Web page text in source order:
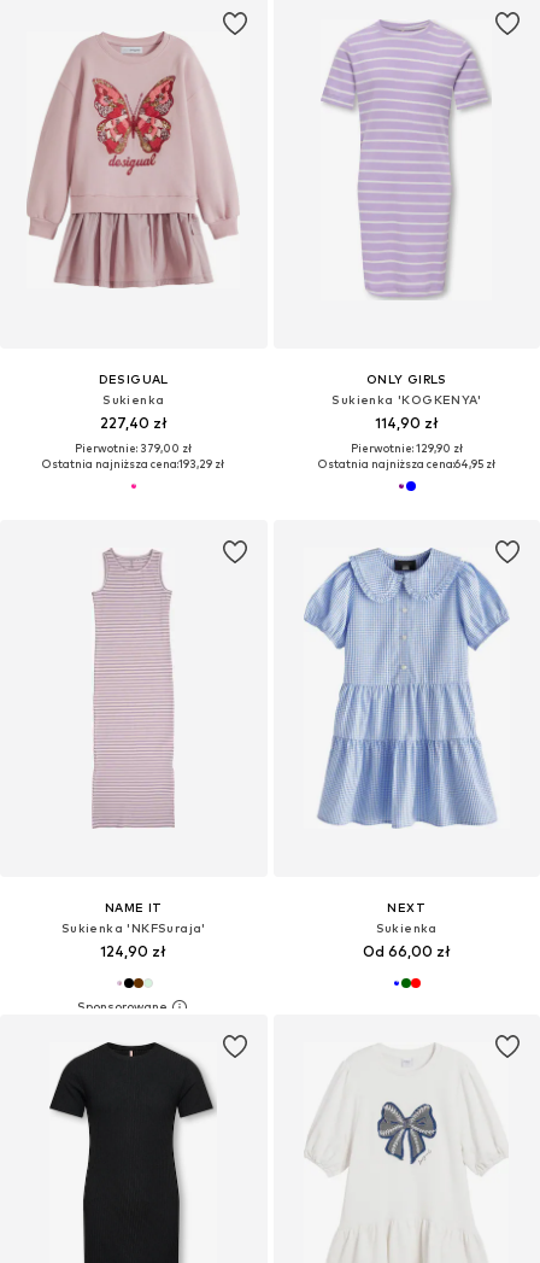
DESIGUAL
Sukienka
227,40 zł
Pierwotnie: 379,00 zł
Ostatnia najniższa cena:193,29 zł
ONLY GIRLS
Sukienka 'KOGKENYA'
114,90 zł
Pierwotnie: 129,90 zł
Ostatnia najniższa cena:64,95 zł
NAME IT
Sukienka 'NKFSuraja'
124,90 zł
NEXT
Sukienka
Od 66,00 zł